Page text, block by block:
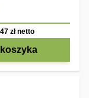
złnetto